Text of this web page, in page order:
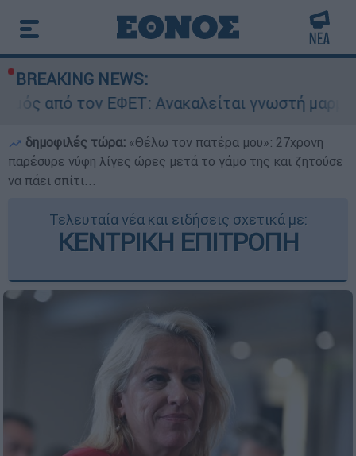
BREAKING NEWS:
ΕΦΕΤ: Ανακαλείται γνωστή μαρμελάδα -
δημοφιλές τώρα: «Θέλω τον πατέρα μου»: 27χρονη
παρέσυρε νύφη λίγες ώρες μετά το γάμο της και ζητούσε
να πάει σπίτι...
Τελευταία νέα και ειδήσεις σχετικά με:
ΚΕΝΤΡΙΚΗ ΕΠΙΤΡΟΠΗ